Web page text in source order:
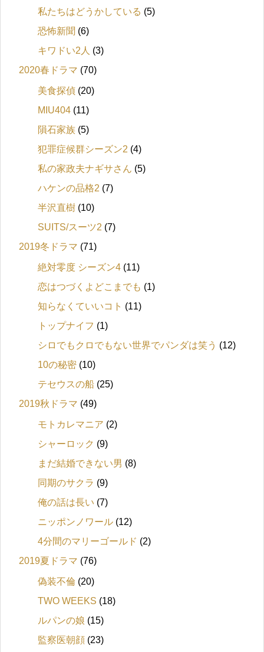
私たちはどうかしている (5)
恐怖新聞 (6)
キワドい2人 (3)
2020春ドラマ (70)
美食探偵 (20)
MIU404 (11)
隕石家族 (5)
犯罪症候群シーズン2 (4)
私の家政夫ナギサさん (5)
ハケンの品格2 (7)
半沢直樹 (10)
SUITS/スーツ2 (7)
2019冬ドラマ (71)
絶対零度 シーズン4 (11)
恋はつづくよどこまでも (1)
知らなくていいコト (11)
トップナイフ (1)
シロでもクロでもない世界でパンダは笑う (12)
10の秘密 (10)
テセウスの船 (25)
2019秋ドラマ (49)
モトカレマニア (2)
シャーロック (9)
まだ結婚できない男 (8)
同期のサクラ (9)
俺の話は長い (7)
ニッポンノワール (12)
4分間のマリーゴールド (2)
2019夏ドラマ (76)
偽装不倫 (20)
TWO WEEKS (18)
ルパンの娘 (15)
監察医朝顔 (23)